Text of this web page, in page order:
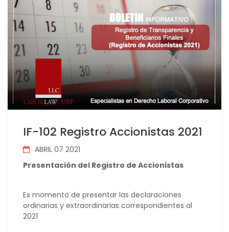
IF-102 Registro Accionistas 2021
ABRIL 07 2021
Presentación del Registro de Accionistas
Es momento de presentar las declaraciones
ordinarias y extraordinarias correspondientes al
2021